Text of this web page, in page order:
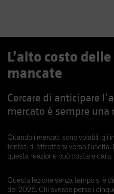
L’alto costo
mancate
Cercare di anticipare
mercato è sempre una
Quando i mercati sono volatili, gli
tentati di affrettarsi verso l’uscita.
questa reazione può costare cara.
Questa lezione senza tempo si è
del 2025. Chi avesse perso i